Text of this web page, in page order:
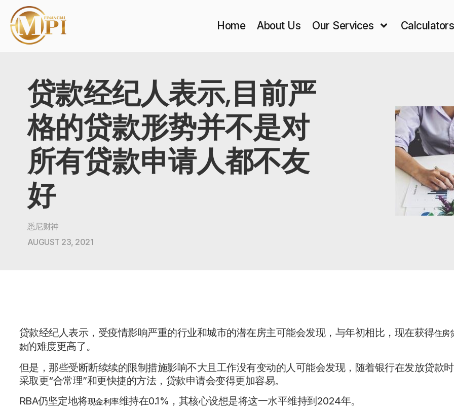
Home About Us Our Services Calculators
贷款经纪人表示,目前严
格的贷款形势并不是对
所有贷款申请人都不友
好
悉尼财神
AUGUST 23, 2021
贷款经纪人表示，受疫情影响严重的行业和城市的潜在房主可能会发现，与年初相比，现在获得住房
款的难度更高了。
但是，那些受断断续续的限制措施影响不大且工作没有变动的人可能会发现，随着银行在发放贷款时
采取更“合常理”和更快捷的方法，贷款申请会变得更加容易。
RBA仍坚定地将现金利率维持在0.1%，其核心设想是将这一水平维持到2024年。